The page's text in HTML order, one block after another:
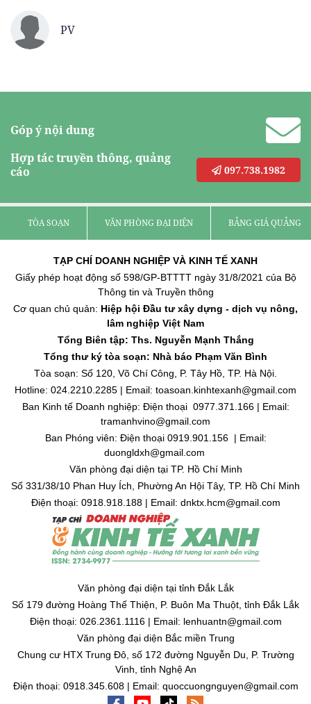
PV
Góp ý nội dung
Hợp tác truyền thông, quảng
cáo
097.738.1982
TÒA SOẠN VĂN PHÒNG ĐẠI DIỆN BẢNG GIÁ QUẢNG
TẠP CHÍ DOANH NGHIỆP VÀ KINH TẾ XANH
Giấy phép hoạt động số 598/GP-BTTTT ngày 31/8/2021 của Bộ
Thông tin và Truyền thông
Cơ quan chủ quản: Hiệp hội Đầu tư xây dựng - dịch vụ nông,
lâm nghiệp Việt Nam
Tổng Biên tập: Ths. Nguyễn Mạnh Thắng
Tổng thư ký tòa soạn: Nhà báo Phạm Văn Bình
Tòa soạn: Số 120, Võ Chí Công, P. Tây Hồ, TP. Hà Nội.
Hotline: 024.2210.2285 | Email: toasoan.kinhtexanh@gmail.com
Ban Kinh tế Doanh nghiệp: Điện thoại 0977.371.166 | Email:
tramanhvino@gmail.com
Ban Phóng viên: Điện thoại 0919.901.156 | Email:
duongldxh@gmail.com
Văn phòng đại diện tại TP. Hồ Chí Minh
Số 331/38/10 Phan Huy Ích, Phường An Hội Tây, TP. Hồ Chí Minh
Điện thoại: 0918.918.188 | Email: dnktx.hcm@gmail.com
Văn phòng đại diện tại tỉnh Đắk Lắk
Số 179 đường Hoàng Thế Thiện, P. Buôn Ma Thuột, tỉnh Đắk Lắk
Điện thoại: 026.2361.1116 | Email: lenhuantn@gmail.com
Văn phòng đại diện Bắc miền Trung
Chung cư HTX Trung Đô, số 172 đường Nguyễn Du, P. Trường
Vinh, tỉnh Nghệ An
Điện thoại: 0918.345.608 | Email: quoccuongnguyen@gmail.com